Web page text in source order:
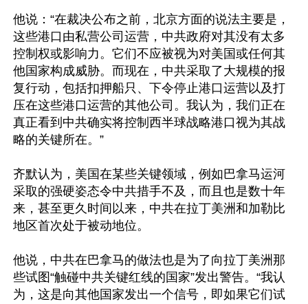
他说：“在裁决公布之前，北京方面的说法主要是，
这些港口由私营公司运营，中共政府对其没有太多
控制权或影响力。它们不应被视为对美国或任何其
他国家构成威胁。而现在，中共采取了大规模的报
复行动，包括扣押船只、下令停止港口运营以及打
压在这些港口运营的其他公司。我认为，我们正在
真正看到中共确实将控制西半球战略港口视为其战
略的关键所在。”
齐默认为，美国在某些关键领域，例如巴拿马运河
采取的强硬姿态令中共措手不及，而且也是数十年
来，甚至更久时间以来，中共在拉丁美洲和加勒比
地区首次处于被动地位。
他说，中共在巴拿马的做法也是为了向拉丁美洲那
些试图“触碰中共关键红线的国家”发出警告。“我认
为，这是向其他国家发出一个信号，即如果它们试